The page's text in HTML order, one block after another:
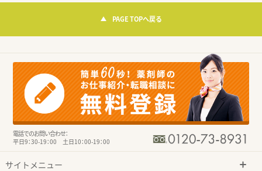
PAGE TOPへ戻る
電話でのお問い合わせ：
平日9：30-19：00 土日10：00-19：00
サイトメニュー